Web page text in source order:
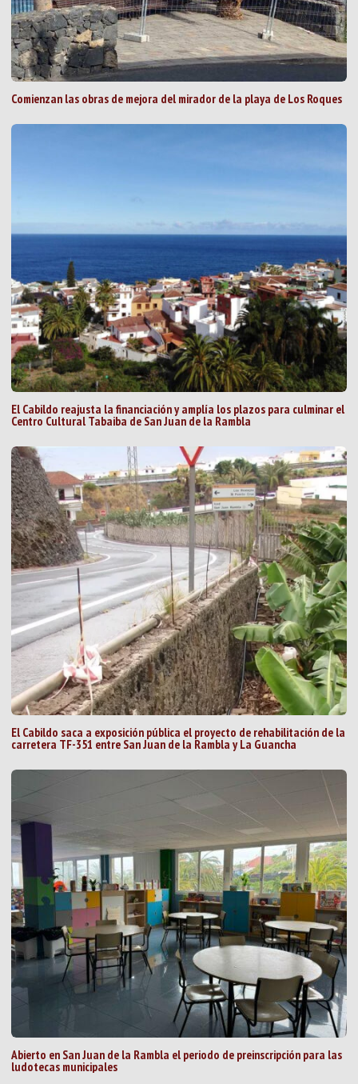
Comienzan las obras de mejora del mirador de la playa de Los Roques
El Cabildo reajusta la financiación y amplía los plazos para culminar el
Centro Cultural Tabaiba de San Juan de la Rambla
El Cabildo saca a exposición pública el proyecto de rehabilitación de la
carretera TF-351 entre San Juan de la Rambla y La Guancha
Abierto en San Juan de la Rambla el periodo de preinscripción para las
ludotecas municipales